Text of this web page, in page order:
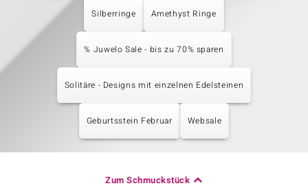
Silberringe Amethyst Ringe
% Juwelo Sale - bis zu 70% sparen
Solitäre - Designs mit einzelnen Edelsteinen
Geburtsstein Februar Websale
Zum Schmuckstück